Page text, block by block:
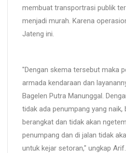
membuat transportrasi publik
menjadi murah. Karena
Jateng ini.
"Dengan skema tersebut maka
armada kendaraan dan
Bagelen Putra Manunggal.
tidak ada penumpang yang naik,
berangkat dan tidak akan
penumpang dan di jalan tidak
untuk kejar setoran," ungkap Arif.